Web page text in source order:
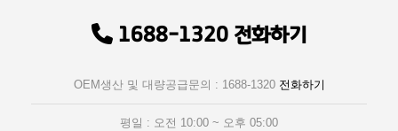
1688-1320 전화하기
OEM생산 및 대량공급문의 : 1688-1320 전화하기
평일 : 오전 10:00 ~ 오후 05:00